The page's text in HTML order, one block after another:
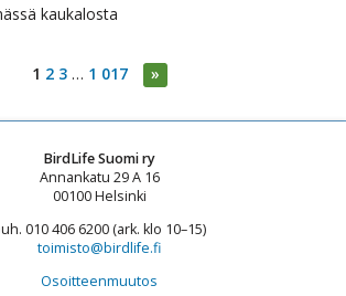
kaukalosta
1 2 3 … 1 017 »
BirdLife Suomi ry
Annankatu 29 A 16
00100 Helsinki
010 406 6200 (ark. klo 10–15)
toimisto@birdlife.fi
Osoitteenmuutos